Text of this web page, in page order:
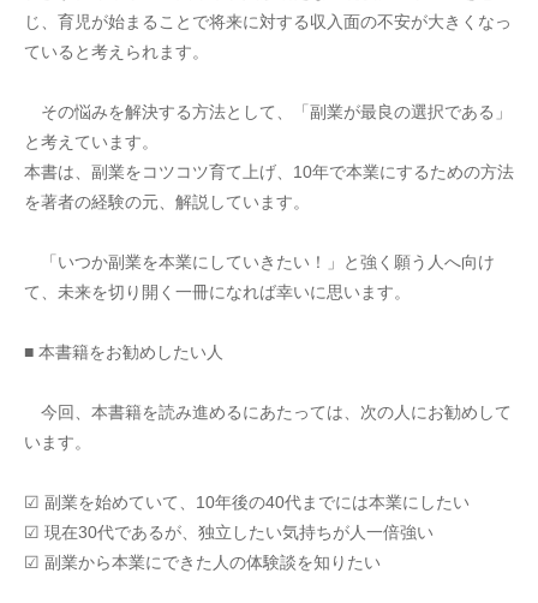
じ、育児が始まることで将来に対する収入面の不安が大きくなっ
ていると考えられます。
その悩みを解決する方法として、「副業が最良の選択である」
と考えています。
本書は、副業をコツコツ育て上げ、10年で本業にするための方法
を著者の経験の元、解説しています。
「いつか副業を本業にしていきたい！」と強く願う人へ向け
て、未来を切り開く一冊になれば幸いに思います。
■ 本書籍をお勧めしたい人
今回、本書籍を読み進めるにあたっては、次の人にお勧めして
います。
☑ 副業を始めていて、10年後の40代までには本業にしたい
☑ 現在30代であるが、独立したい気持ちが人一倍強い
☑ 副業から本業にできた人の体験談を知りたい